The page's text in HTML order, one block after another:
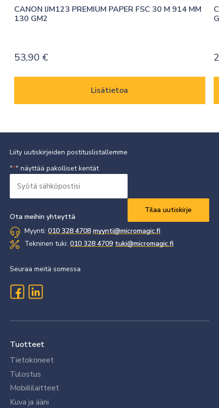
CANON IJM123 PREMIUM PAPER FSC 30 M 914 MM
130 GM2
53,90 €
Lisätietoa
Liity uutiskirjeiden postituslistallemme
"*" näyttää pakolliset kentät
sähköpostisi
Ota meihin yhteyttä
Myynti: 010 328 4708 myynti@micromagic.fi
Tekninen tuki: 010 328 4709 tuki@micromagic.fi
Seuraa meitä somessa
Tuotteet
Tietokoneet
Tulostus
Mobiililaitteet
Kuva ja ääni